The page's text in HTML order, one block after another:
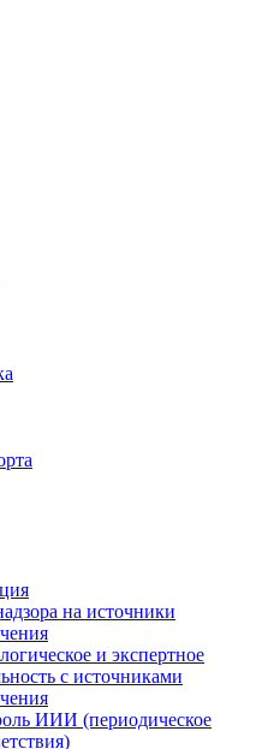
на источники
и экспертное
с источниками
ИИИ (периодическое